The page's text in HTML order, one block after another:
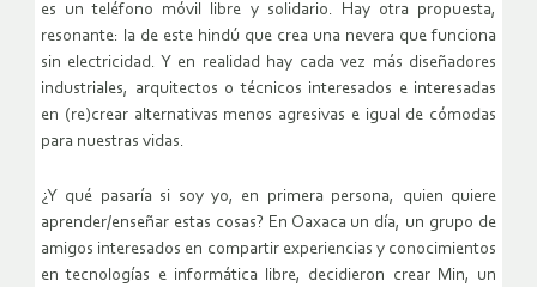
es un teléfono móvil libre y solidario. Hay otra propuesta,
resonante: la de este hindú que crea una nevera que funciona
sin electricidad. Y en realidad hay cada vez más diseñadores
industriales, arquitectos o técnicos interesados e interesadas
en (re)crear alternativas menos agresivas e igual de cómodas
para nuestras vidas.
¿Y qué pasaría si soy yo, en primera persona, quien quiere
aprender/enseñar estas cosas? En Oaxaca un día, un grupo de
amigos interesados en compartir experiencias y conocimientos
en tecnologías e informática libre, decidieron crear Min, un